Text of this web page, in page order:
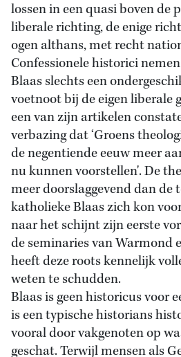
lossen in een quasi boven de
liberale richting, de enige
ogen althans, met recht
Confessionele historici
Blaas slechts een
voetnoot bij de eigen liberale
een van zijn artikelen
verbazing dat ‘Groens
de negentiende eeuw meer
nu kunnen voorstellen'. De
meer doorslaggevend dan de
katholieke Blaas zich kon
naar het schijnt zijn eerste
de seminaries van Warmond
heeft deze roots kennelijk
weten te schudden.
Blaas is geen historicus voor
is een typische historians
vooral door vakgenoten op
geschat. Terwijl mensen als